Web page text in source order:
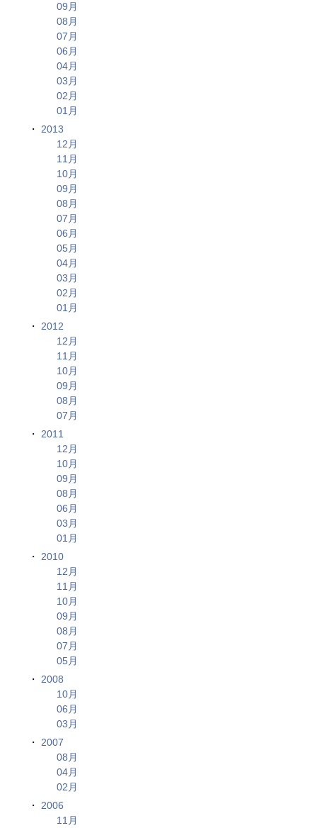
09月
08月
07月
06月
04月
03月
02月
01月
2013
12月
11月
10月
09月
08月
07月
06月
05月
04月
03月
02月
01月
2012
12月
11月
10月
09月
08月
07月
2011
12月
10月
09月
08月
06月
03月
01月
2010
12月
11月
10月
09月
08月
07月
05月
2008
10月
06月
03月
2007
08月
04月
02月
2006
11月